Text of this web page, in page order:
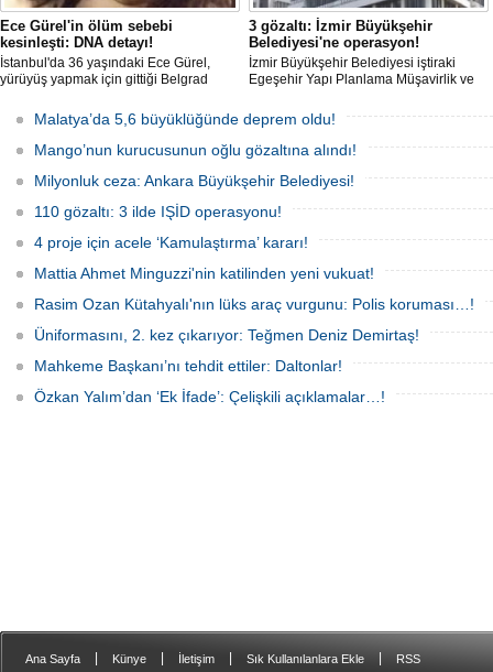
Ece Gürel'in ölüm sebebi
kesinleşti: DNA detayı!
İstanbul'da 36 yaşındaki Ece Gürel,
yürüyüş yapmak için gittiği Belgrad
karıştı. 4 gün sonra sağ bulunan ancak
kaldırıldığı hastanede hayatını
kaybeden Ece'nin ölümüyle ilgili
soruşturma tamamlanırken, dikkat
çeken detaylar yer aldı.
3 gözaltı: İzmir Büyükşehir
Belediyesi'ne operasyon!
İzmir Büyükşehir Belediyesi iştiraki
Egeşehir Yapı Planlama Müşavirlik ve
karıştırma' operasyonu düzenlendi. 4
şüpheliden 3'ü; Jandarma ekipleri
tarafınca gözaltına alındı.
Malatya’da 5,6 büyüklüğünde deprem oldu!
Mango’nun kurucusunun oğlu gözaltına alındı!
Milyonluk ceza: Ankara Büyükşehir Belediyesi!
110 gözaltı: 3 ilde IŞİD operasyonu!
4 proje için acele ‘Kamulaştırma’ kararı!
Mattia Ahmet Minguzzi'nin katilinden yeni vukuat!
Rasim Ozan Kütahyalı'nın lüks araç vurgunu: Polis koruması…!
Üniformasını, 2. kez çıkarıyor: Teğmen Deniz Demirtaş!
Mahkeme Başkanı’nı tehdit ettiler: Daltonlar!
Özkan Yalım’dan ‘Ek İfade’: Çelişkili açıklamalar…!
Ana Sayfa Künye İletişim Sık Kullanılanlara Ekle RSS